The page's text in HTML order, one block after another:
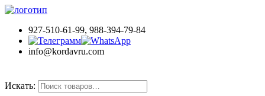
927-510-61-99, 988-394-79-84
info@kordavru.com
Искать: